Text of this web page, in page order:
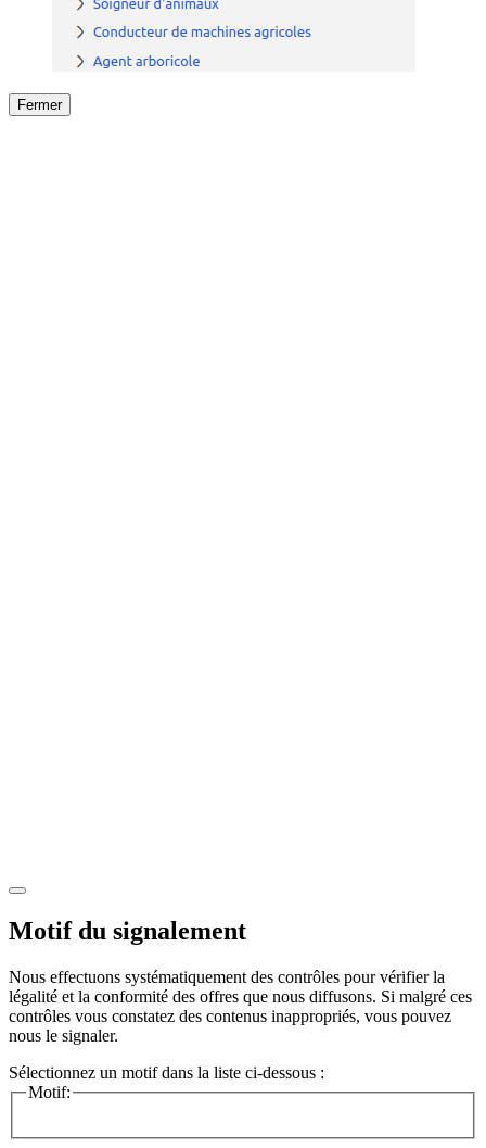
Fermer
Motif du signalement
Nous effectuons systématiquement des contrôles pour vérifier la
légalité et la conformité des offres que nous diffusons. Si malgré ces
contrôles vous constatez des contenus inappropriés, vous pouvez
nous le signaler.
Sélectionnez un motif dans la liste ci-dessous :
Motif: